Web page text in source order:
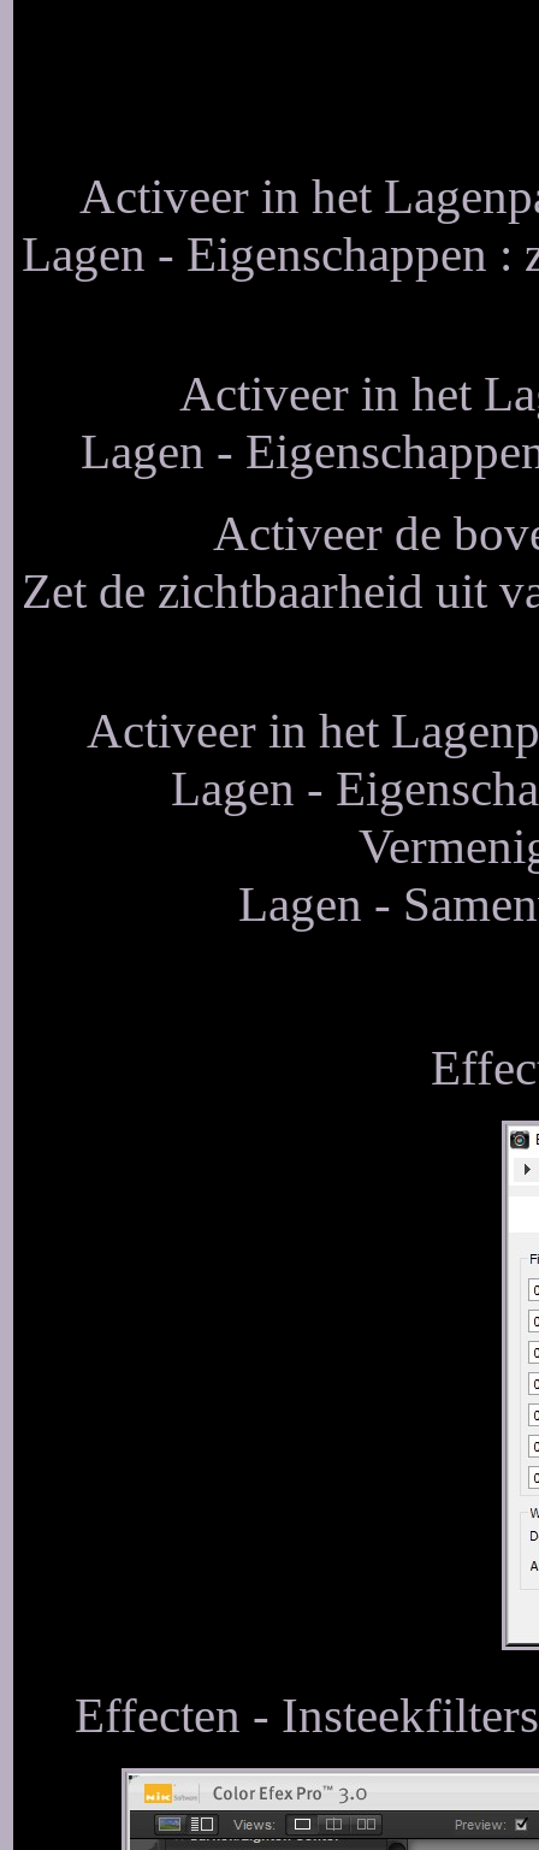
Activeer in het
Lagen - Eigenschappen :
Activeer in het
Lagen -
Activeer de
Zet de zichtbaarheid uit
Activeer in het
Lagen -
Lagen -
Effecten -